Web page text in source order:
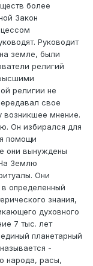
более
Закон
Руководит
земле, были
религий
религии не
свое
возникшее мнение.
Он избирался для
помощи
они вынуждены
Землю
Они
определенный
знания,
духовного
7 тыс. лет
планетарный
-
народа, расы,